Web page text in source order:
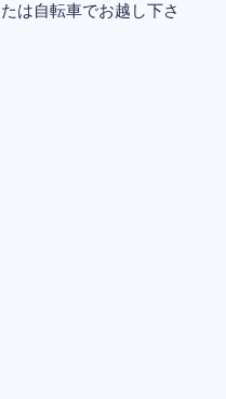
は自転車でお越し下さ